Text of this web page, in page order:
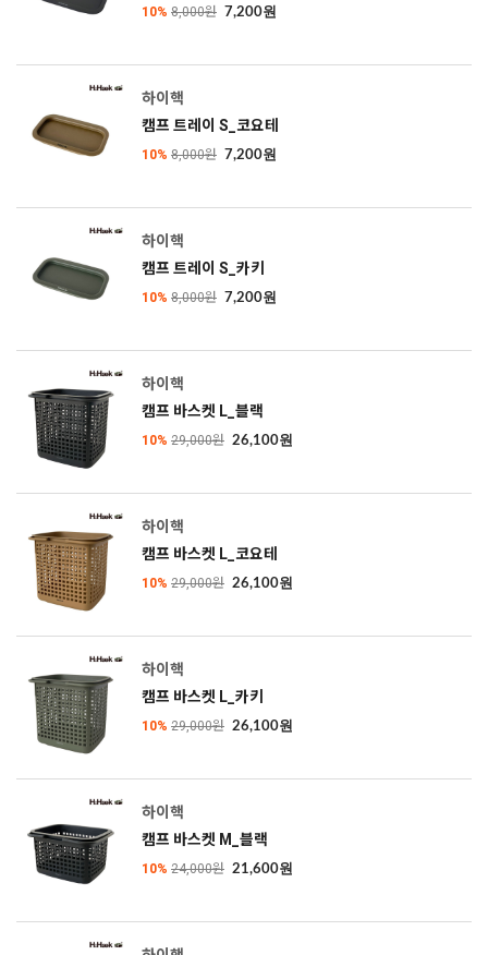
10% 8,000원 7,200원
하이핵
캠프 트레이 S_코요테
10% 8,000원 7,200원
하이핵
캠프 트레이 S_카키
10% 8,000원 7,200원
하이핵
캠프 바스켓 L_블랙
10% 29,000원 26,100원
하이핵
캠프 바스켓 L_코요테
10% 29,000원 26,100원
하이핵
캠프 바스켓 L_카키
10% 29,000원 26,100원
하이핵
캠프 바스켓 M_블랙
10% 24,000원 21,600원